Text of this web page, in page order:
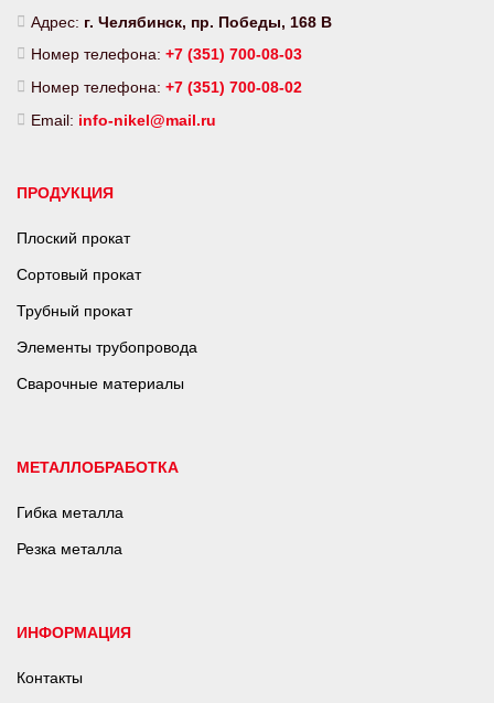
Адрес: г. Челябинск, пр. Победы, 168 В
Номер телефона: +7 (351) 700-08-03
Номер телефона: +7 (351) 700-08-02
Email: info-nikel@mail.ru
ПРОДУКЦИЯ
Плоский прокат
Сортовый прокат
Трубный прокат
Элементы трубопровода
Сварочные материалы
МЕТАЛЛОБРАБОТКА
Гибка металла
Резка металла
ИНФОРМАЦИЯ
Контакты